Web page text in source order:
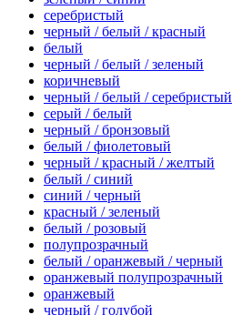
серебристый
черный / белый / красный
белый
черный / белый / зеленый
коричневый
черный / белый / серебристый
серый / белый
черный / бронзовый
белый / фиолетовый
черный / красный / желтый
белый / синий
синий / черный
красный / зеленый
белый / розовый
полупрозрачный
белый / оранжевый / черный
оранжевый полупрозрачный
оранжевый
черный / голубой